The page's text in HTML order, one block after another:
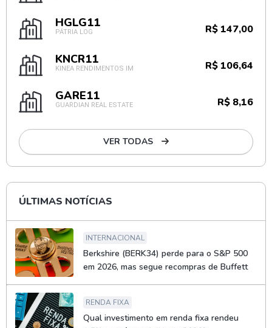
HGLG11
PÁTRIA LOG R$ 147,00
KNCR11
KINEA RENDIMENTOS IM R$ 106,64
GARE11
GUARDIAN REAL ESTATE R$ 8,16
VER TODAS
ÚLTIMAS NOTÍCIAS
INTERNACIONAL
Berkshire (BERK34) perde para o S&P 500
em 2026, mas segue recompras de Buffett
RENDA FIXA
Qual investimento em renda fixa rendeu